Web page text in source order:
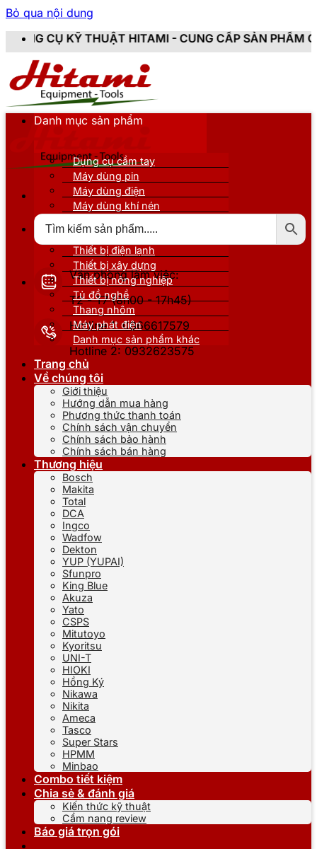
Bỏ qua nội dung
HITAMI - CUNG CẤP SẢN PHẨM CHÍNH HÃNG,
Văn phòng làm việc:
T2 - T7 (8h00 - 17h45)
Hotline 1: 0866617579
Hotline 2: 0932623575
Danh mục sản phẩm
Dụng cụ cầm tay
Máy dùng pin
Máy dùng điện
Máy dùng khí nén
Thiết bị nâng đỡ
Thiết bị điện lạnh
Thiết bị xây dựng
Thiết bị nông nghiệp
Tủ đồ nghề
Thang nhôm
Máy phát điện
Danh mục sản phẩm khác
Trang chủ
Về chúng tôi
Giới thiệu
Hướng dẫn mua hàng
Phương thức thanh toán
Chính sách vận chuyển
Chính sách bảo hành
Chính sách bán hàng
Thương hiệu
Bosch
Makita
Total
DCA
Ingco
Wadfow
Dekton
YUP (YUPAI)
Sfunpro
King Blue
Akuza
Yato
CSPS
Mitutoyo
Kyoritsu
UNI-T
HIOKI
Hồng Ký
Nikawa
Nikita
Ameca
Tasco
Super Stars
HPMM
Minbao
Combo tiết kiệm
Chia sẻ & đánh giá
Kiến thức kỹ thuật
Cẩm nang review
Báo giá trọn gói